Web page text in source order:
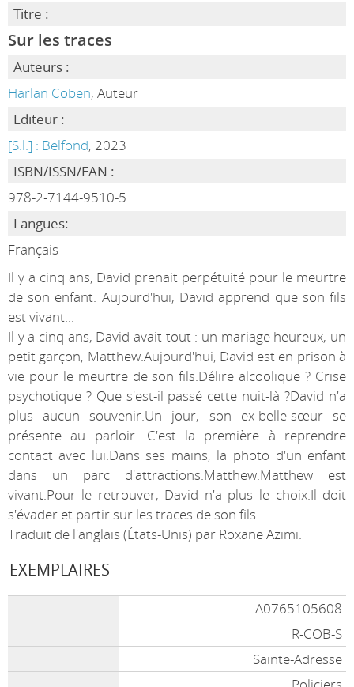
Titre :
Sur les traces
Auteurs :
Harlan Coben, Auteur
Editeur :
[S.l.] : Belfond, 2023
ISBN/ISSN/EAN :
978-2-7144-9510-5
Langues:
Français
Il y a cinq ans, David prenait perpétuité pour le meurtre
de son enfant. Aujourd'hui, David apprend que son fils
est vivant...
Il y a cinq ans, David avait tout : un mariage heureux, un
petit garçon, Matthew.Aujourd'hui, David est en prison à
vie pour le meurtre de son fils.Délire alcoolique ? Crise
psychotique ? Que s'est-il passé cette nuit-là ?David n'a
plus aucun souvenir.Un jour, son ex-belle-sœur se
présente au parloir. C'est la première à reprendre
contact avec lui.Dans ses mains, la photo d'un enfant
dans un parc d'attractions.Matthew.Matthew est
vivant.Pour le retrouver, David n'a plus le choix.Il doit
s'évader et partir sur les traces de son fils...
Traduit de l'anglais (États-Unis) par Roxane Azimi.
EXEMPLAIRES
A0765105608
R-COB-S
Sainte-Adresse